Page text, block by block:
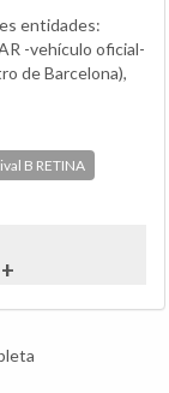
entidades:
-vehículo oficial-
de Barcelona),
B RETINA